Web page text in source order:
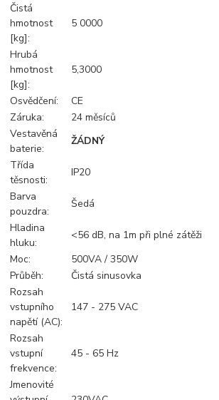
Čistá
hmotnost
[kg]:
5 0000
Hrubá
hmotnost
[kg]:
5,3000
Osvědčení:
CE
Záruka:
24 měsíců
Vestavěná
baterie:
ŽÁDNÝ
Třída
těsnosti:
IP20
Barva
pouzdra:
Šedá
Hladina
hluku:
<56 dB, na 1m při plné zátěži
Moc:
500VA / 350W
Průběh:
Čistá sinusovka
Rozsah
vstupního
napětí (AC):
147 - 275 VAC
Rozsah
vstupní
frekvence:
45 - 65 Hz
Jmenovité